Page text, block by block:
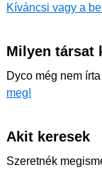
Kíváncsi vagy a
Milyen társat
Dyco még nem
meg!
Akit keresek
Szeretnék